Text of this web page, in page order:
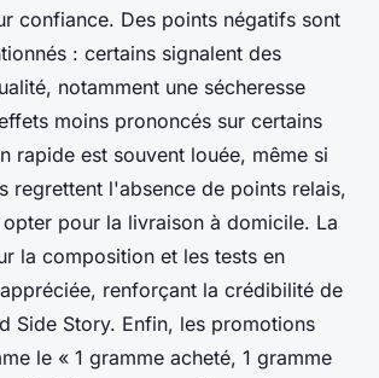
confiance. Des points négatifs sont
: certains signalent des
notamment une sécheresse
moins prononcés sur certains
rapide est souvent louée, même si
regrettent l'absence de points relais,
pour la livraison à domicile. La
la composition et les tests en
renforçant la crédibilité de
Side Story. Enfin, les promotions
le « 1 gramme acheté, 1 gramme